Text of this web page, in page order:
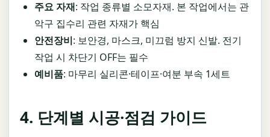
주요 자재: 작업 종류별 소모자재. 본 작업에서는 관
악구 집수리 관련 자재가 핵심
안전장비: 보안경, 마스크, 미끄럼 방지 신발. 전기
작업 시 차단기 OFF는 필수
예비품: 마무리 실리콘·테이프·여분 부속 1세트
4. 단계별 시공·점검 가이드